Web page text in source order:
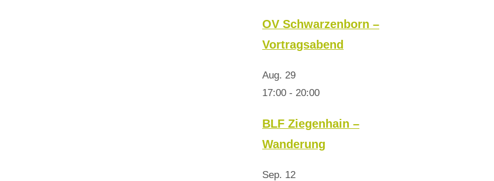
OV Schwarzenborn –
Vortragsabend
Aug. 29
17:00 - 20:00
BLF Ziegenhain –
Wanderung
Sep. 12